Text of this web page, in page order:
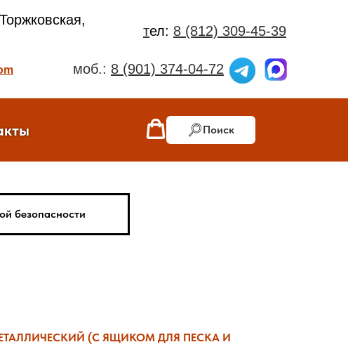
тел: 8 (812) 309-45-39
моб.: 8 (901) 374-04-72
Поиск
безопасности
(С ЯЩИКОМ ДЛЯ ПЕСКА И